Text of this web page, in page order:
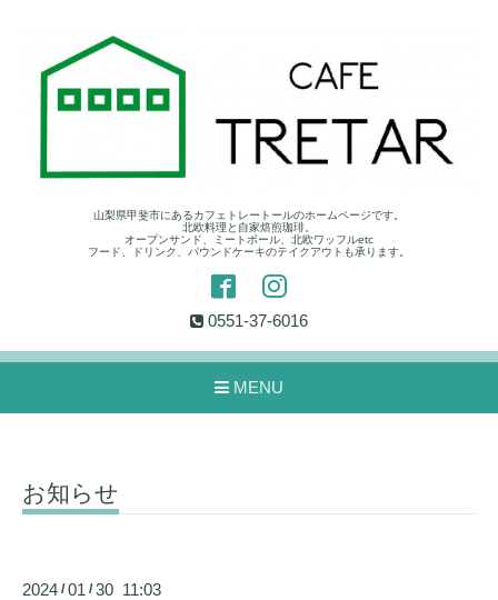
山梨県甲斐市にあるカフェトレートールのホームページです。
北欧料理と自家焙煎珈琲。
オープンサンド、ミートボール、北欧ワッフルetc
フード、ドリンク、パウンドケーキのテイクアウトも承ります。
0551-37-6016
MENU
お知らせ
2024 /01 /30 11:03